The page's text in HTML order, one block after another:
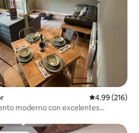
Calificación
4.99 (216)
moderno con excelentes